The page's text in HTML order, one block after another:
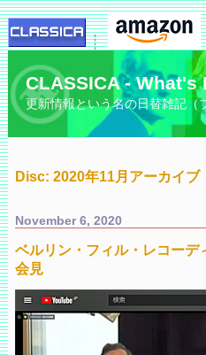
CLASSICA - What's
更新情報という名の日替雑記（
Disc: 2020年11月アーカイブ
November 6, 2020
ベルリン・フィル・レコーデ
会見